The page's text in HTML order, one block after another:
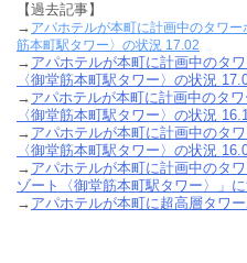
【過去記事】
→ アパホテルが本町に計画中のタワ
筋本町駅タワー〉の状況 17.02
→ アパホテルが本町に計画中のタ
〈御堂筋本町駅タワー〉の状況
→ アパホテルが本町に計画中のタ
〈御堂筋本町駅タワー〉の状況
→ アパホテルが本町に計画中のタ
〈御堂筋本町駅タワー〉の状況
→ アパホテルが本町に計画中のタ
ゾート〈御堂筋本町駅タワー〉」に
→ アパホテルが本町に超高層タワ